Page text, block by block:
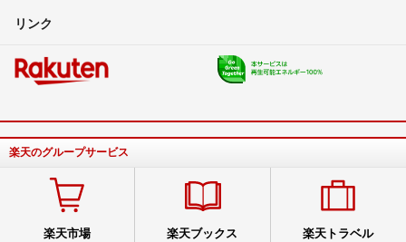
リンク
楽天のグループサービス
楽天市場 楽天ブックス 楽天トラベル